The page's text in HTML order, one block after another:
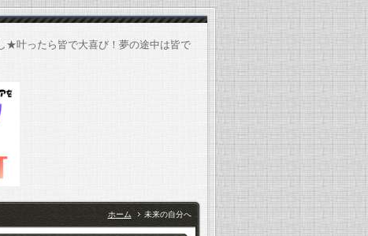
★叶ったら皆で大喜び！夢の途中は皆で
ホーム 未来の自分へ